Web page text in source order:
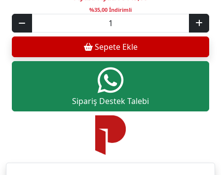
%35,00 İndirimli
Sepete Ekle
Sipariş Destek Talebi